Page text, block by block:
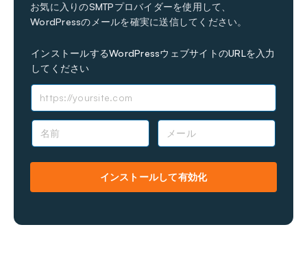
お気に入りのSMTPプロバイダーを使用して、
WordPressのメールを確実に送信してください。
インストールするWordPressウェブサイトのURLを入力
してください
名
メ
*
インストールして有効化